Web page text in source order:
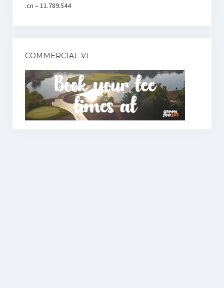
.cn – 11.789.544
COMMERCIAL VI